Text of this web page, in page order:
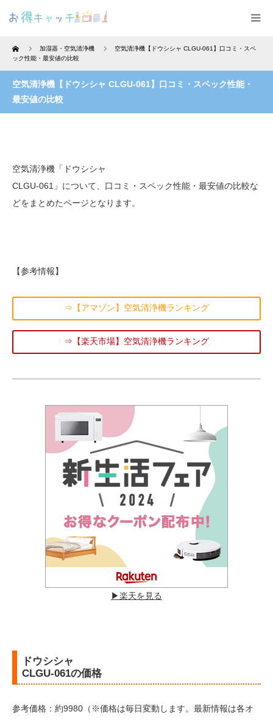
Home 加湿器・空気清浄機
空気清浄機【ドウシシャ CLGU-061】口コミ・スペ
ック性能・最安値の比較
空気清浄機【ドウシシャ CLGU-061】口コミ・スペック性能・
最安値の比較
空気清浄機「ドウシシャ
CLGU-061」について、口コミ・スペック性能・最安値の比較な
どをまとめたページとなります。
【参考情報】
⇒【アマゾン】空気清浄機ランキング
⇒【楽天市場】空気清浄機ランキング
▶︎楽天を見る
ドウシシャ
CLGU-061の価格
参考価格：約9980（※価格は毎日変動します。最新情報は各オ